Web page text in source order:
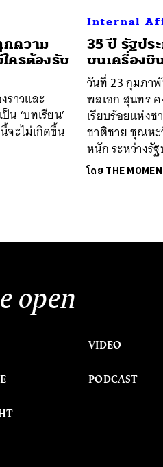
กความ
ครต้องรับ
ราวและ
‘บทเรียน’
จะไม่เกิดขึ้น
Internal
35 ปี รัฐปร
บนเครื่องบิ
วันที่ 23 กุมภา
พลเอก สุนทร
เรียบร้อยแห่ง
ชาติชาย ชุณห
หนัก ระหว่างรั
โดย THE
open
VIDEO
PODCAST
ค้นหา
SHARE